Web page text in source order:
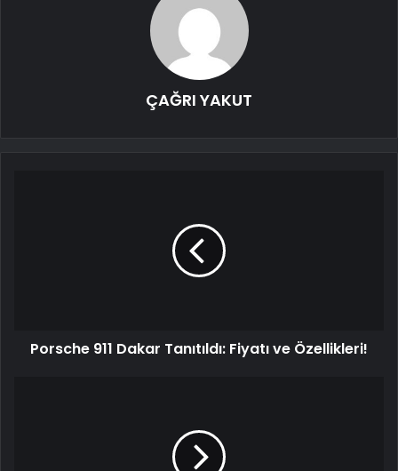
ÇAĞRI YAKUT
Porsche 911 Dakar Tanıtıldı: Fiyatı ve Özellikleri!